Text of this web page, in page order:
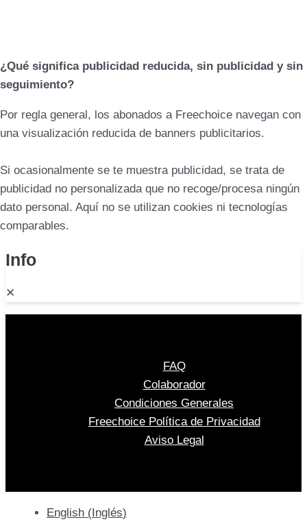
¿Qué significa publicidad reducida, sin publicidad y sin
seguimiento?
Por regla general, los abonados a Freechoice navegan con
una visualización reducida de banners publicitarios.
Si ocasionalmente se te muestra publicidad, se trata de
publicidad no personalizada que no recoge/procesa ningún
dato personal. Aquí no se utilizan cookies ni tecnologías
comparables.
Info
✕
FAQ
Colaborador
Condiciones Generales
Freechoice Política de Privacidad
Aviso Legal
English ( Inglés)